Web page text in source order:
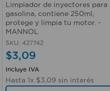
Limpiador de inyectores para
gasolina, contiene 250ml,
protege y limpia tu motor. -
MANNOL
SKU: 427742
$3,09
Incluye IVA
Hasta 1x $3,09 sin interés